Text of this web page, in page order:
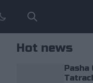
Hot news
Pasha